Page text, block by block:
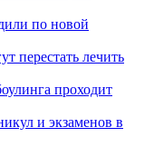
по новой
перестать лечить
проходит
и экзаменов в